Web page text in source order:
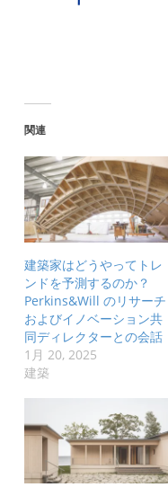
関連
建築家はどうやってトレ
ンドを予測するのか？
Perkins&Will のリサーチ
およびイノベーション共
同ディレクターとの会話
1月 20, 2025
建築